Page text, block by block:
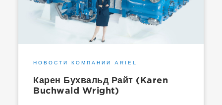
НОВОСТИ КОМПАНИИ ARIEL
Карен Бухвальд Райт (Karen
Buchwald Wright)